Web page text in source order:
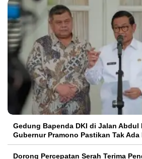
Gedung Bapenda DKI di Jalan Abdul
Gubernur Pramono Pastikan Tak
Dorong Percepatan Serah Terima